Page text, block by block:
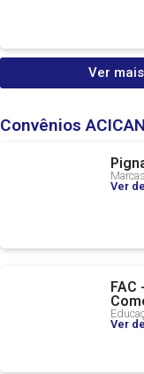
Ver
Convênios ACICAN
Ver
FAC
Ver